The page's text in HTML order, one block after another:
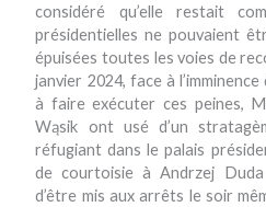
considéré qu’elle restait
présidentielles ne pouvaient
épuisées toutes les voies de
janvier 2024, face à
à faire exécuter ces peines,
Wąsik ont usé d’un
réfugiant dans le palais
de courtoisie à Andrzej
d’être mis aux arrêts le soir